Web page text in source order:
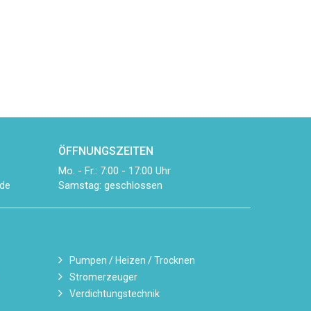
ÖFFNUNGSZEITEN
Mo. - Fr.: 7:00 - 17:00 Uhr
Samstag: geschlossen
Pumpen / Heizen / Trocknen
Stromerzeuger
Verdichtungstechnik